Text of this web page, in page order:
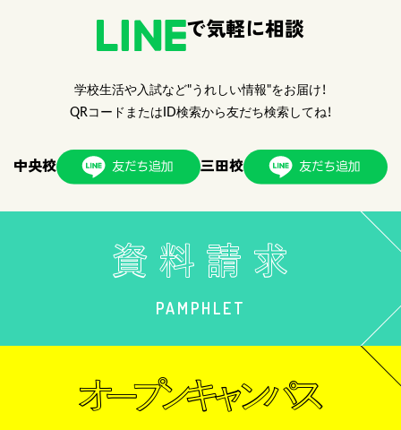
で気軽に相談
学校生活や入試など"うれしい情報"をお届け！
QRコードまたはID検索から友だち検索してね！
中央校 三田校
PAMPHLET